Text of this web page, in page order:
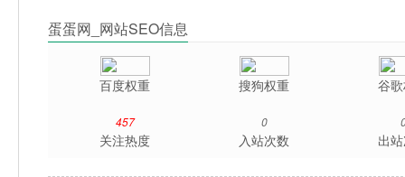
蛋蛋网_网站SEO信息
百度权重 搜狗权重 谷
457
关注热度
0
入站次数 出